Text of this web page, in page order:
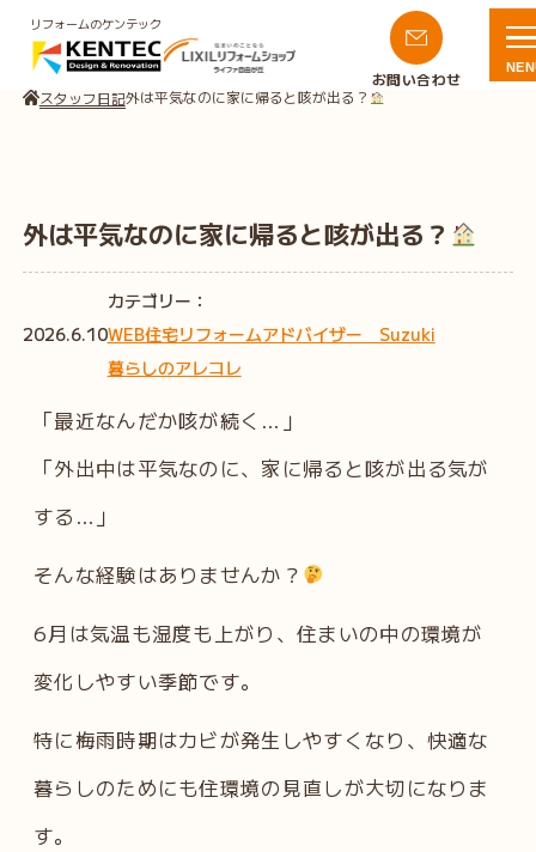
リフォームのケンテック
お問い合わせ
スタッフ日記外は平気なのに家に帰ると咳が出る？
外は平気なのに家に帰ると咳が出る？
2026.6.10
カテゴリー：
WEB住宅リフォームアドバイザー Suzuki
暮らしのアレコレ
「最近なんだか咳が続く…」
「外出中は平気なのに、家に帰ると咳が出る気が
する…」
そんな経験はありませんか？
6月は気温も湿度も上がり、住まいの中の環境が
変化しやすい季節です。
特に梅雨時期はカビが発生しやすくなり、快適な
暮らしのためにも住環境の見直しが大切になりま
す。